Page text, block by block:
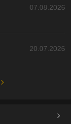
07.08.2026
20.07.2026